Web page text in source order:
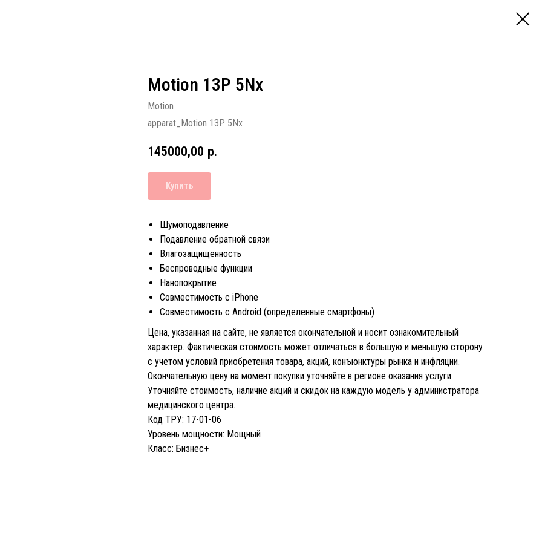
Motion 13P 5Nx
Motion
apparat_Motion 13P 5Nx
145000,00 р.
Купить
Шумоподавление
Подавление обратной связи
Влагозащищенность
Беспроводные функции
Нанопокрытие
Совместимость с iPhone
Совместимость с Android (определенные смартфоны)
Цена, указанная на сайте, не является окончательной и носит ознакомительный
характер. Фактическая стоимость может отличаться в большую и меньшую сторону
с учетом условий приобретения товара, акций, конъюнктуры рынка и инфляции.
Окончательную цену на момент покупки уточняйте в регионе оказания услуги.
Уточняйте стоимость, наличие акций и скидок на каждую модель у администратора
медицинского центра.
Код ТРУ: 17-01-06
Уровень мощности: Мощный
Класс: Бизнес+